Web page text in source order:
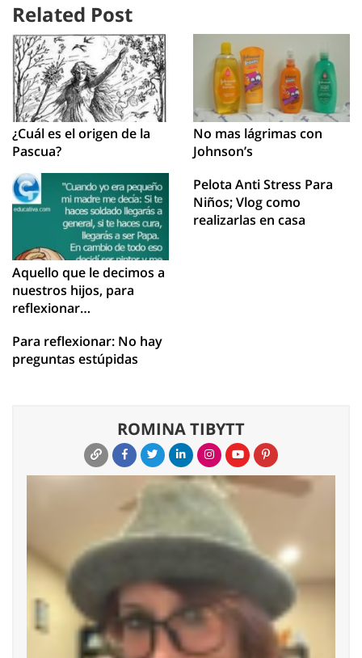
Related Post
¿Cuál es el origen de la
Pascua?
No mas lágrimas con
Johnson’s
Aquello que le decimos a
nuestros hijos, para
reflexionar…
Pelota Anti Stress Para
Niños; Vlog como
realizarlas en casa
Para reflexionar: No hay
preguntas estúpidas
ROMINA TIBYTT